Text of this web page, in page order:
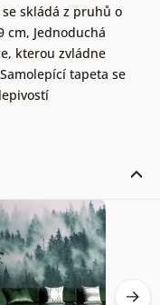
se skládá z pruhů o
cm, Jednoduchá
kterou zvládne
Samolepící tapeta se